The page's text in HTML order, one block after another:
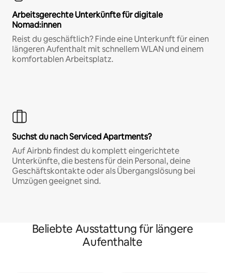
Arbeitsgerechte Unterkünfte für digitale
Nomad:innen
Reist du geschäftlich? Finde eine Unterkunft für einen
längeren Aufenthalt mit schnellem WLAN und einem
komfortablen Arbeitsplatz.
Suchst du nach Serviced Apartments?
Auf Airbnb findest du komplett eingerichtete
Unterkünfte, die bestens für dein Personal, deine
Geschäftskontakte oder als Übergangslösung bei
Umzügen geeignet sind.
Beliebte Ausstattung für längere
Aufenthalte